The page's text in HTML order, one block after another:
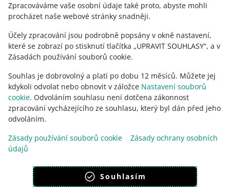
Zpracováváme vaše osobní údaje také proto, abyste mohli
procházet naše webové stránky snadněji.
Účely zpracování jsou podrobně popsány v okně nastavení,
které se zobrazí po stisknutí tlačítka „UPRAVIT SOUHLASY“, a v
Zásadách používání souborů cookie.
Souhlas je dobrovolný a platí po dobu 12 měsíců. Můžete jej
kdykoli odvolat nebo obnovit v záložce Nastavení souborů
cookie. Odvoláním souhlasu není dotčena zákonnost
zpracování vycházejícího ze souhlasu, který byl dán před jeho
odvoláním.
Zásady používání souborů cookie
Zásady ochrany osobních
údajů
Souhlasím
Podívejte se na Allegro Komunitu